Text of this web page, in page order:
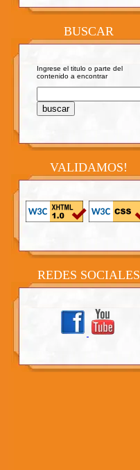
BUSCAR
Ingrese el titulo o parte del
contenido a encontrar
VALIDAMOS!
REDES SOCIALES